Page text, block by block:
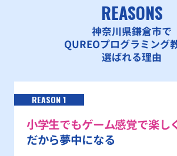
REASONS
神奈川県鎌倉市で
QUREOプログラミング
選ばれる理由
REASON 1
小学生でもゲーム感覚で楽し
だから夢中になる